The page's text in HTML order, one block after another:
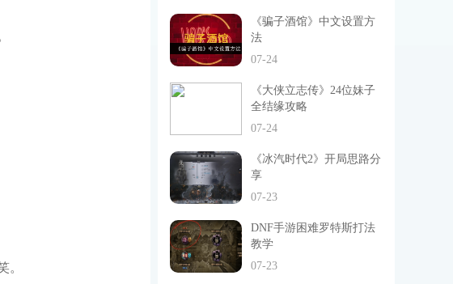
。
《骗子酒馆》中文设置方
法
07-24
《大侠立志传》24位妹子
全结缘攻略
07-24
《冰汽时代2》开局思路分
享
07-23
DNF手游困难罗特斯打法
教学
07-23